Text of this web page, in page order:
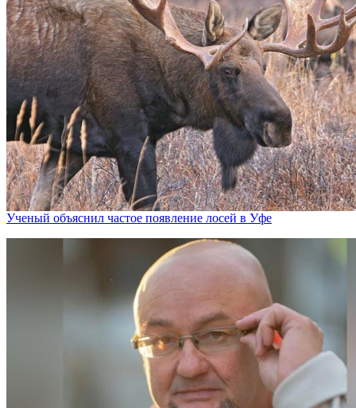
Ученый объяснил частое появление лосей в Уфе